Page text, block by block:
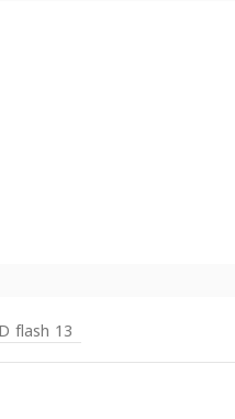
13 MP, 4128 x 3096 pixels, autofocus, LED flash